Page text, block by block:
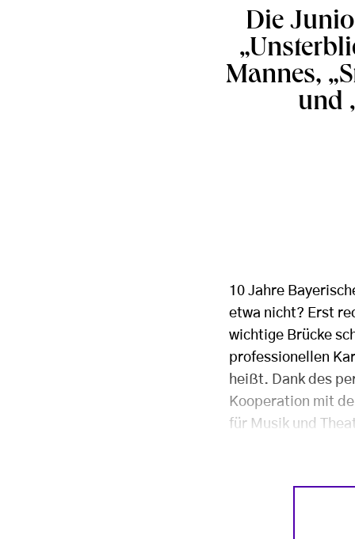
Die
Mannes,
und
10 Jahre
etwa nicht? Erst
wichtige Brücke
professionellen
heißt. Dank des
Kooperation mit
für Musik und